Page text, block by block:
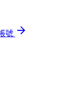
號